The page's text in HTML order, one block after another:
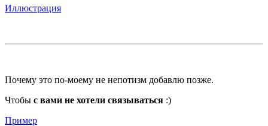
Иллюстрация
Почему это по-моему не непотизм добавлю позже.
Чтобы с вами не хотели связываться :)
Пример